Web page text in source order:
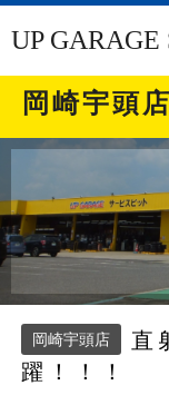
UP GARAGE
岡崎宇頭店
岡崎宇頭店
直
躍！！！